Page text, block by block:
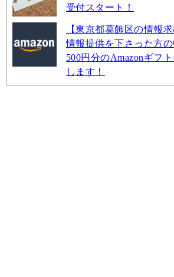
受付スタート！
【東京都葛飾区の情報
情報提供を下さった方の
500円分のAmazonギフ
します！